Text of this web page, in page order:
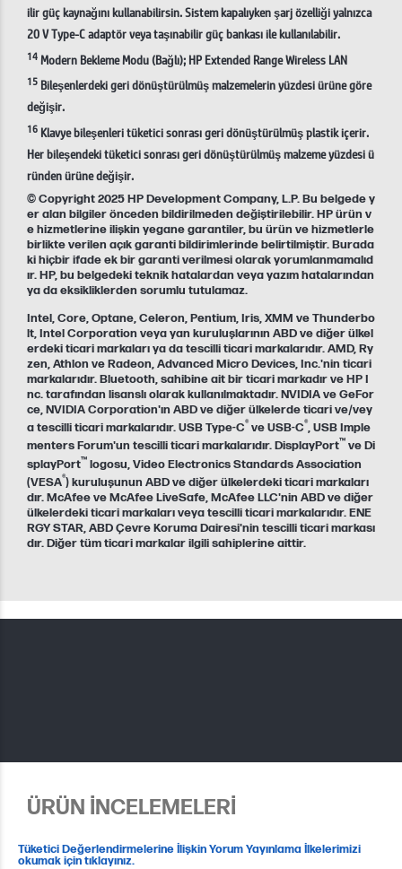
ilir güç kaynağını kullanabilirsin. Sistem kapalıyken şarj özelliği yalnızca
20 V Type-C adaptör veya taşınabilir güç bankası ile kullanılabilir.
14Modern Bekleme Modu (Bağlı); HP Extended Range Wireless LAN
15 Bileşenlerdeki geri dönüştürülmüş malzemelerin yüzdesi ürüne göre
değişir.
16 Klavye bileşenleri tüketici sonrası geri dönüştürülmüş plastik içerir.
Her bileşendeki tüketici sonrası geri dönüştürülmüş malzeme yüzdesi ü
ründen ürüne değişir.
© Copyright 2025 HP Development Company, L.P. Bu belgede y
er alan bilgiler önceden bildirilmeden değiştirilebilir. HP ürün v
e hizmetlerine ilişkin yegane garantiler, bu ürün ve hizmetlerle
birlikte verilen açık garanti bildirimlerinde belirtilmiştir. Burada
ki hiçbir ifade ek bir garanti verilmesi olarak yorumlanmamalıd
ır. HP, bu belgedeki teknik hatalardan veya yazım hatalarından
ya da eksikliklerden sorumlu tutulamaz.
Intel, Core, Optane, Celeron, Pentium, Iris, XMM ve Thunderbo
lt, Intel Corporation veya yan kuruluşlarının ABD ve diğer ülkel
erdeki ticari markaları ya da tescilli ticari markalarıdır. AMD, Ry
zen, Athlon ve Radeon, Advanced Micro Devices, Inc.'nin ticari
markalarıdır. Bluetooth, sahibine ait bir ticari markadır ve HP I
nc. tarafından lisanslı olarak kullanılmaktadır. NVIDIA ve GeFor
ce, NVIDIA Corporation'ın ABD ve diğer ülkelerde ticari ve/vey
a tescilli ticari markalarıdır. USB Type-C® ve USB-C®, USB Imple
menters Forum'un tescilli ticari markalarıdır. DisplayPort™ ve Di
splayPort™ logosu, Video Electronics Standards Association
(VESA®) kuruluşunun ABD ve diğer ülkelerdeki ticari markaları
dır. McAfee ve McAfee LiveSafe, McAfee LLC'nin ABD ve diğer
ülkelerdeki ticari markaları veya tescilli ticari markalarıdır. ENE
RGY STAR, ABD Çevre Koruma Dairesi'nin tescilli ticari markası
dır. Diğer tüm ticari markalar ilgili sahiplerine aittir.
ÜRÜN İNCELEMELERİ
Tüketici Değerlendirmelerine İlişkin Yorum Yayınlama İlkelerimizi
okumak için tıklayınız.